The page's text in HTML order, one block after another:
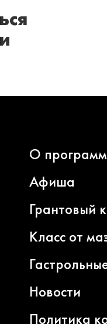
О
Афиша
Грантовый
Класс от
Новости
Политика